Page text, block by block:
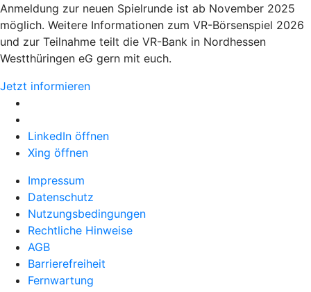
Anmeldung zur neuen Spielrunde ist ab November 2025
möglich. Weitere Informationen zum VR-Börsenspiel 2026
und zur Teilnahme teilt die VR-Bank in Nordhessen
Westthüringen eG gern mit euch.
Jetzt informieren
LinkedIn öffnen
Xing öffnen
Impressum
Datenschutz
Nutzungsbedingungen
Rechtliche Hinweise
AGB
Barrierefreiheit
Fernwartung